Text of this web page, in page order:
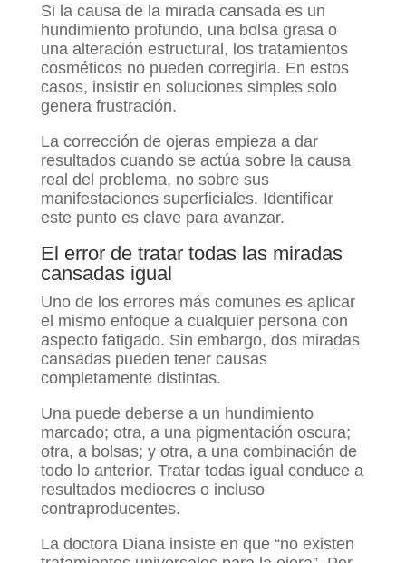
Si la causa de la mirada cansada es un
hundimiento profundo, una bolsa grasa o
una alteración estructural, los tratamientos
cosméticos no pueden corregirla. En estos
casos, insistir en soluciones simples solo
genera frustración.
La corrección de ojeras empieza a dar
resultados cuando se actúa sobre la causa
real del problema, no sobre sus
manifestaciones superficiales. Identificar
este punto es clave para avanzar.
El error de tratar todas las miradas
cansadas igual
Uno de los errores más comunes es aplicar
el mismo enfoque a cualquier persona con
aspecto fatigado. Sin embargo, dos miradas
cansadas pueden tener causas
completamente distintas.
Una puede deberse a un hundimiento
marcado; otra, a una pigmentación oscura;
otra, a bolsas; y otra, a una combinación de
todo lo anterior. Tratar todas igual conduce a
resultados mediocres o incluso
contraproducentes.
La doctora Diana insiste en que “no existen